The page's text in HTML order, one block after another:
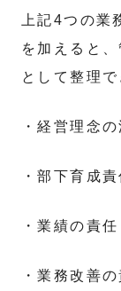
上記4つの業
を加えると
として整理で
・経営理念
・部下育成責
・業績の責任
・業務改善